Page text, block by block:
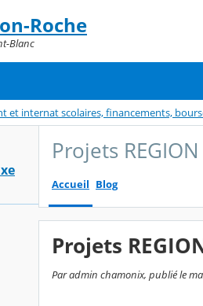
Roche
Blanc
et internat scolaires, financements,
Projets REGION
Accueil Blog
Projets
Par admin chamonix, publié le